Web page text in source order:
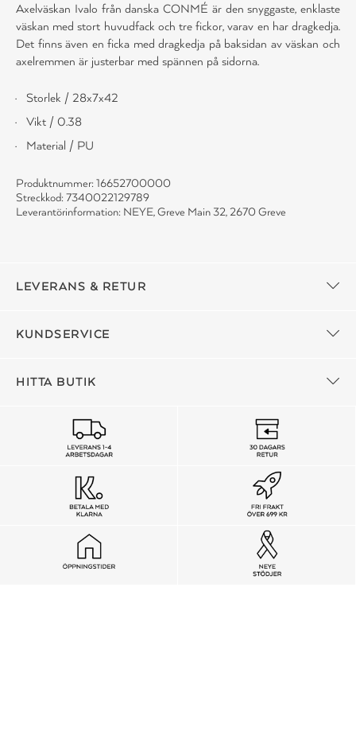
Axelväskan Ivalo från danska CONMÉ är den snyggaste, enklaste
väskan med stort huvudfack och tre fickor, varav en har dragkedja.
Det finns även en ficka med dragkedja på baksidan av väskan och
axelremmen är justerbar med spännen på sidorna.
Storlek / 28x7x42
Vikt / 0.38
Material / PU
Produktnummer: 16652700000
Streckkod: 7340022129789
Leverantörinformation: NEYE, Greve Main 32, 2670 Greve
LEVERANS & RETUR
KUNDSERVICE
HITTA BUTIK